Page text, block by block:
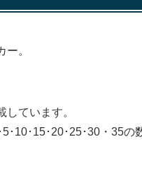
。
ています。
10･15･20･25･30・35の